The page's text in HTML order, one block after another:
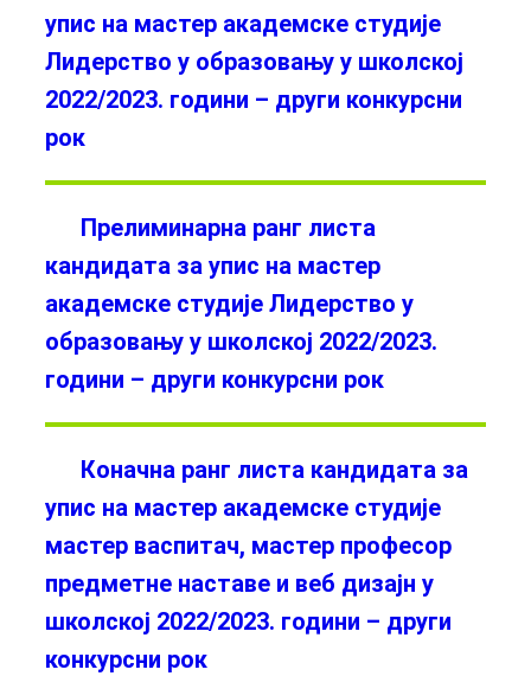
упис на мастер академске студије
Лидерство у образовању у школској
2022/2023. години – други конкурсни
рок
Прелиминарна ранг листа
кандидата за упис на мастер
академске студије Лидерство у
образовању у школској 2022/2023.
години – други конкурсни рок
Коначна ранг листа кандидата за
упис на мастер академске студије
мастер васпитач, мастер професор
предметне наставе и веб дизајн у
школској 2022/2023. години – други
конкурсни рок